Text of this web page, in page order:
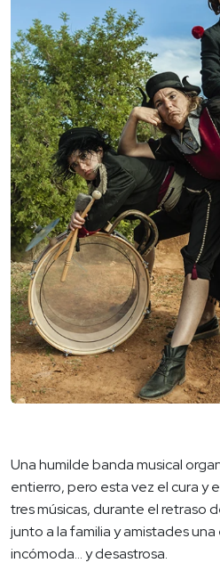
Una humilde banda musical
entierro, pero esta vez el cura y
tres músicas, durante el retraso
junto a la familia y amistades
incómoda… y desastrosa.